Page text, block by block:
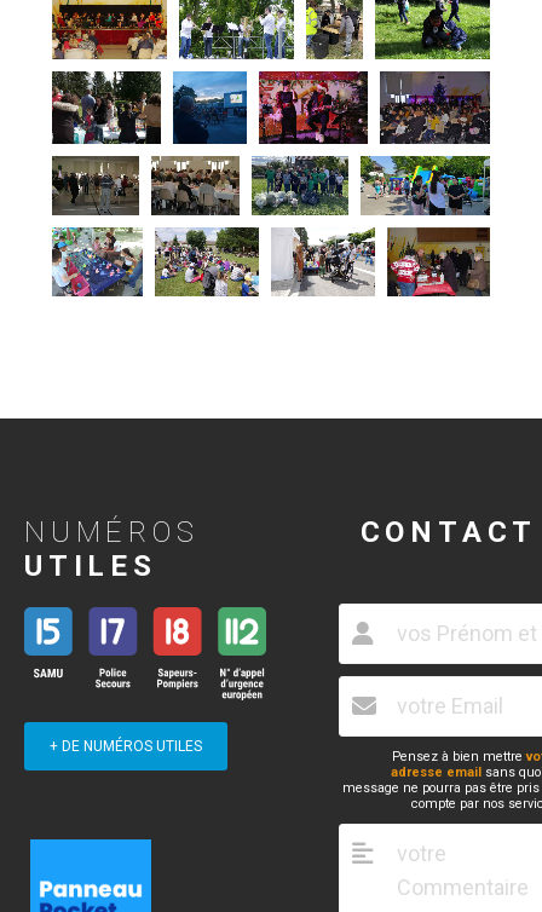
NUMÉROS
UTILES
+ DE NUMÉROS UTILES
CONTACT
Pensez à bien mettre
adresse email sans
message ne pourra pas être
compte par nos